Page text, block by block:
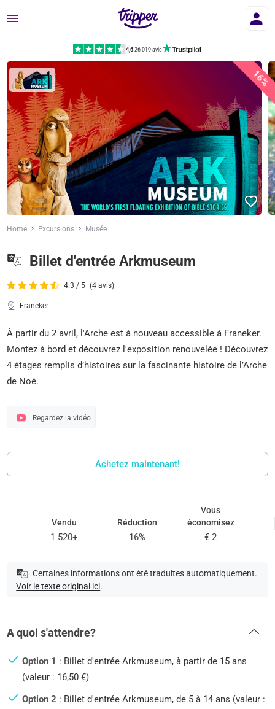
Menu
4,6|26 019 avis
16%
Home Excursions Musée
Billet d'entrée Arkmuseum
4.3 / 5 (4 avis)
Franeker
À partir du 2 avril, l'Arche est à nouveau accessible à Franeker.
Montez à bord et découvrez l'exposition renouvelée ! Découvrez
4 étages remplis d’histoires sur la fascinante histoire de l’Arche
de Noé.
Regardez la vidéo
Achetez maintenant!
Vendu
1 520+
Réduction
16%
Vous
économisez
€ 2
Certaines informations ont été traduites automatiquement.
Voir le texte original ici.
A quoi s'attendre?
Option 1 : Billet d'entrée Arkmuseum, à partir de 15 ans
(valeur : 16,50 €)
Option 2 : Billet d'entrée Arkmuseum, de 5 à 14 ans (valeur :